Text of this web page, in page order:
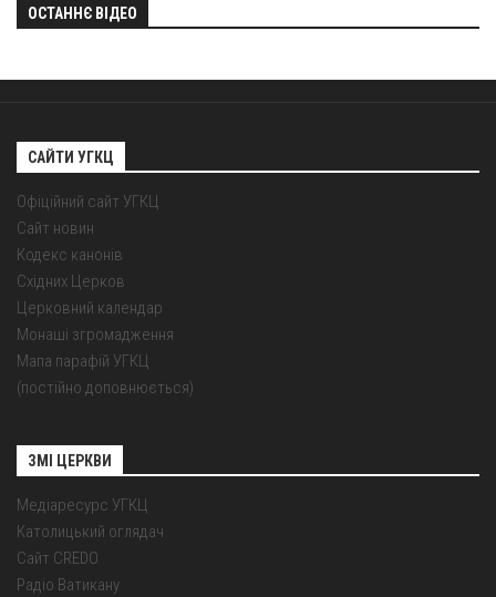
ОСТАННЄ ВІДЕО
САЙТИ УГКЦ
Офіційний сайт УГКЦ
Сайт новин
Кодекс канонів
Східних Церков
Церковний календар
Монаші згромадження
Мапа парафій УГКЦ
(постійно доповнюється)
ЗМІ ЦЕРКВИ
Медіаресурс УГКЦ
Католицький оглядач
Сайт CREDO
Радіо Ватикану